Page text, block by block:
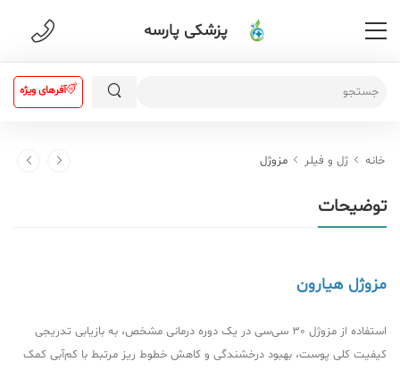
پزشکی پارسه
آفرهای ویژه
خانه ژل و فیلر مزوژل
توضیحات
مزوژل هیارون
استفاده از مزوژل 30 سی‌سی در یک دوره درمانی مشخص، به بازیابی تدریجی
کیفیت کلی پوست، بهبود درخشندگی و کاهش خطوط ریز مرتبط با کم‌آبی کمک